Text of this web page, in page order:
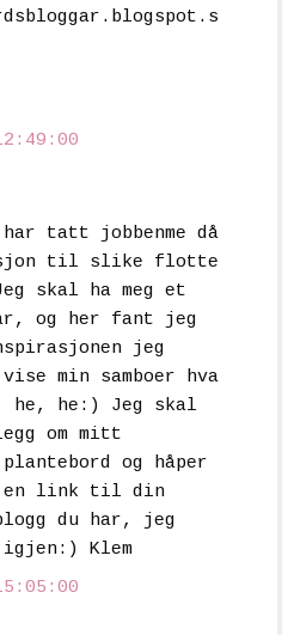
tatt jobbenme då
til slike flotte
skal ha meg et
og her fant jeg
jeg
min samboer hva
he, he:) Jeg skal
om mitt
og håper
en link til din
du har, jeg
igjen:) Klem